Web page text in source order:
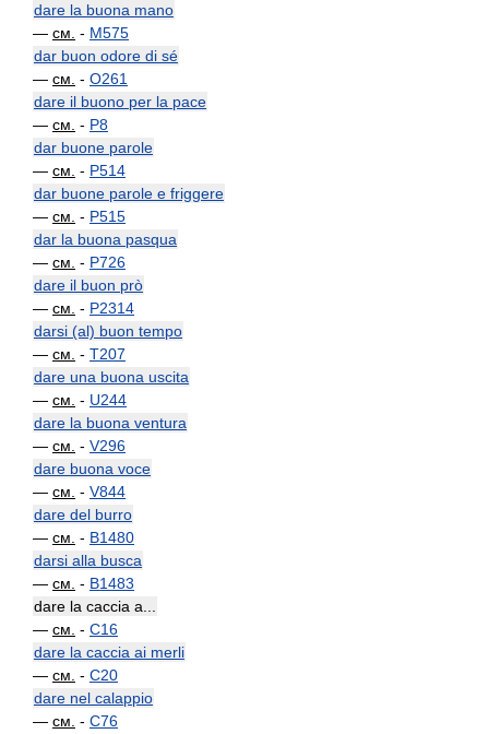
dare la buona mano
— см. - M575
dar buon odore di sé
— см. - O261
dare il buono per la pace
— см. - P8
dar buone parole
— см. - P514
dar buone parole e friggere
— см. - P515
dar la buona pasqua
— см. - P726
dare il buon prò
— см. - P2314
darsi (al) buon tempo
— см. - T207
dare una buona uscita
— см. - U244
dare la buona ventura
— см. - V296
dare buona voce
— см. - V844
dare del burro
— см. - B1480
darsi alla busca
— см. - B1483
dare la caccia a...
— см. - C16
dare la caccia ai merli
— см. - C20
dare nel calappio
— см. - C76